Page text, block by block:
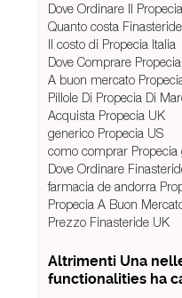
Dove Ordinare Il Propecia
Quanto costa Finasteride
Il costo di Propecia Italia
Dove Comprare
A buon mercato
Pillole Di Propecia Di
Acquista Propecia UK
generico Propecia US
como comprar Propecia
Dove Ordinare
farmacia de andorra
Propecia A Buon
Prezzo Finasteride UK
Altrimenti Una
functionalities ha